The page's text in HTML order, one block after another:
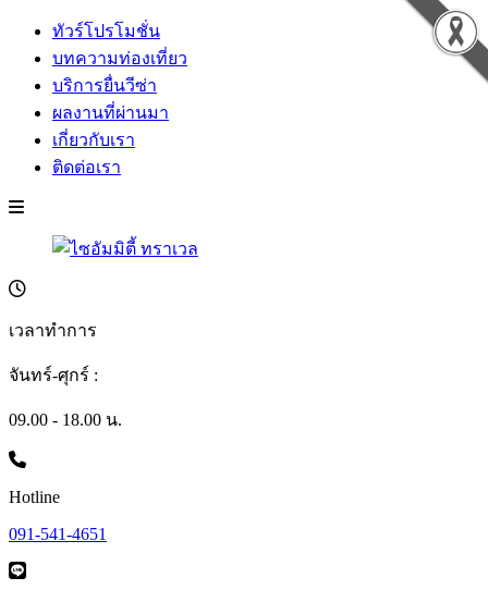
ทัวร์โปรโมชั่น
บทความท่องเที่ยว
บริการยื่นวีซ่า
ผลงานที่ผ่านมา
เกี่ยวกับเรา
ติดต่อเรา
เวลาทำการ
จันทร์-ศุกร์ :
09.00 - 18.00 น.
Hotline
091-541-4651